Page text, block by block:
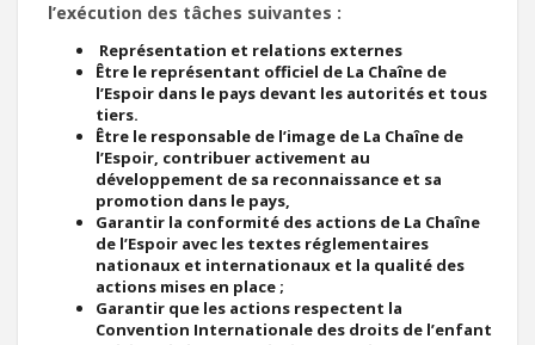
l’exécution des tâches suivantes :
Représentation et relations externes
Être le représentant officiel de La Chaîne de
l’Espoir dans le pays devant les autorités et tous
tiers.
Être le responsable de l’image de La Chaîne de
l’Espoir, contribuer activement au
développement de sa reconnaissance et sa
promotion dans le pays,
Garantir la conformité des actions de La Chaîne
de l’Espoir avec les textes réglementaires
nationaux et internationaux et la qualité des
actions mises en place ;
Garantir que les actions respectent la
Convention Internationale des droits de l’enfant